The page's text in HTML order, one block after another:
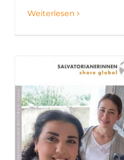
Weiterlesen